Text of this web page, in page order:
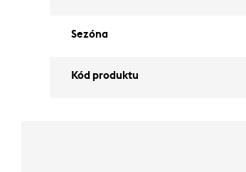
Sezóna
Kód produktu